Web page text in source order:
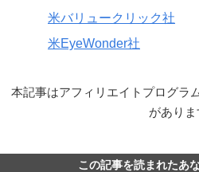
米バリュークリック社
米EyeWonder社
本記事はアフィリエイトプログラ
がありま
この記事を読まれたあ